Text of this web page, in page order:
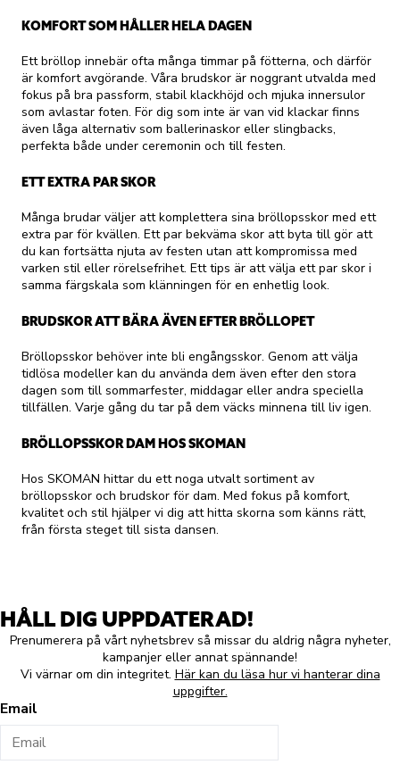
KOMFORT SOM HÅLLER HELA DAGEN
Ett bröllop innebär ofta många timmar på fötterna, och därför
är komfort avgörande. Våra brudskor är noggrant utvalda med
fokus på bra passform, stabil klackhöjd och mjuka innersulor
som avlastar foten. För dig som inte är van vid klackar finns
även låga alternativ som ballerinaskor eller slingbacks,
perfekta både under ceremonin och till festen.
ETT EXTRA PAR SKOR
Många brudar väljer att komplettera sina bröllopsskor med ett
extra par för kvällen. Ett par bekväma skor att byta till gör att
du kan fortsätta njuta av festen utan att kompromissa med
varken stil eller rörelsefrihet. Ett tips är att välja ett par skor i
samma färgskala som klänningen för en enhetlig look.
BRUDSKOR ATT BÄRA ÄVEN EFTER BRÖLLOPET
Bröllopsskor behöver inte bli engångsskor. Genom att välja
tidlösa modeller kan du använda dem även efter den stora
dagen som till sommarfester, middagar eller andra speciella
tillfällen. Varje gång du tar på dem väcks minnena till liv igen.
BRÖLLOPSSKOR DAM HOS SKOMAN
Hos SKOMAN hittar du ett noga utvalt sortiment av
bröllopsskor och brudskor för dam. Med fokus på komfort,
kvalitet och stil hjälper vi dig att hitta skorna som känns rätt,
från första steget till sista dansen.
HÅLL DIG UPPDATERAD!
Prenumerera på vårt nyhetsbrev så missar du aldrig några nyheter,
kampanjer eller annat spännande!
Vi värnar om din integritet. Här kan du läsa hur vi hanterar dina
uppgifter.
Email